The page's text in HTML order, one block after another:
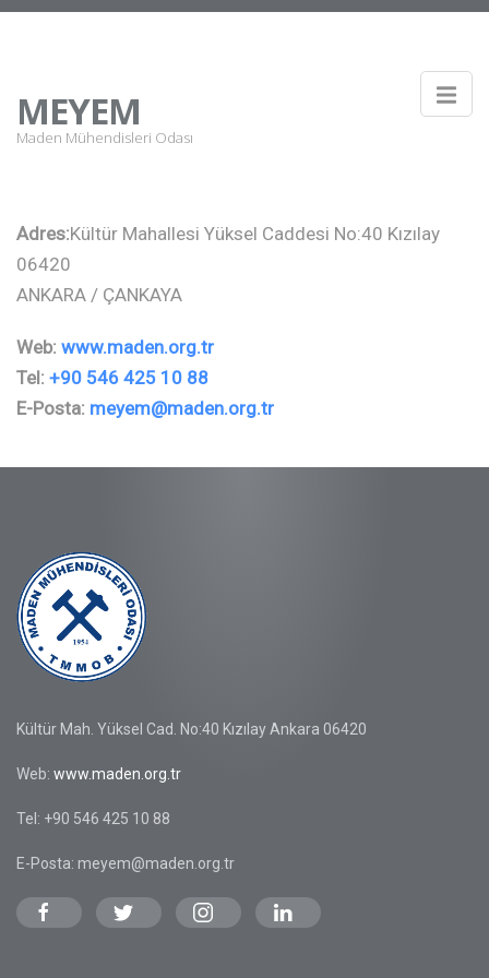
MEYEM
Maden Mühendisleri Odası
Adres:Kültür Mahallesi Yüksel Caddesi No:40 Kızılay
06420
ANKARA / ÇANKAYA
Web: www.maden.org.tr
Tel: +90 546 425 10 88
E-Posta: meyem@maden.org.tr
Kültür Mah. Yüksel Cad. No:40 Kızılay Ankara 06420
Web: www.maden.org.tr
Tel: +90 546 425 10 88
E-Posta: meyem@maden.org.tr